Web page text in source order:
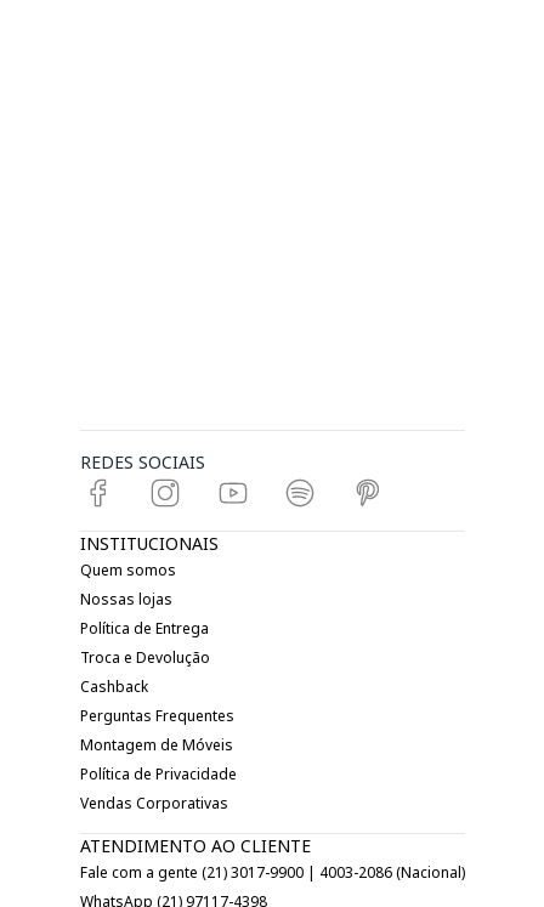
REDES SOCIAIS
INSTITUCIONAIS
Quem somos
Nossas lojas
Política de Entrega
Troca e Devolução
Cashback
Perguntas Frequentes
Montagem de Móveis
Política de Privacidade
Vendas Corporativas
ATENDIMENTO AO CLIENTE
Fale com a gente (21) 3017-9900 | 4003-2086 (Nacional)
WhatsApp (21) 97117-4398